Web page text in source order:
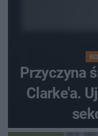
Przyczyna
Clarke'a.